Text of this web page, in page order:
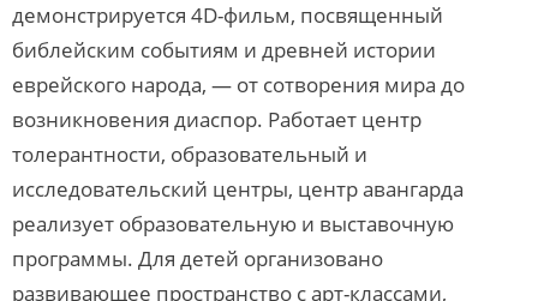
демонстрируется 4D-фильм, посвященный
библейским событиям и древней истории
еврейского народа, — от сотворения мира до
возникновения диаспор. Работает центр
толерантности, образовательный и
исследовательский центры, центр авангарда
реализует образовательную и выставочную
программы. Для детей организовано
развивающее пространство с арт-классами,